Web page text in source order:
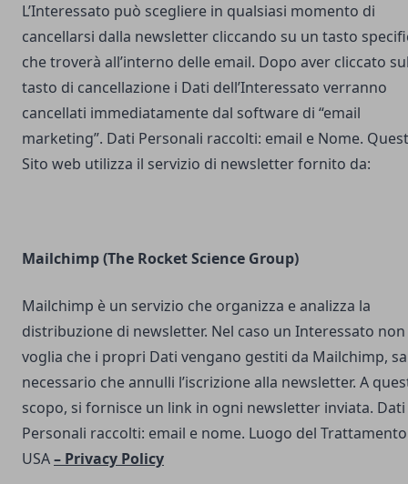
L’Interessato può scegliere in qualsiasi momento di
cancellarsi dalla newsletter cliccando su un tasto
che troverà all’interno delle email. Dopo aver cliccato
tasto di cancellazione i Dati dell’Interessato verranno
cancellati immediatamente dal software di “email
marketing”. Dati Personali raccolti: email e Nome.
Sito web utilizza il servizio di newsletter fornito da:
Mailchimp (The Rocket Science Group)
Mailchimp è un servizio che organizza e analizza la
distribuzione di newsletter. Nel caso un Interessato non
voglia che i propri Dati vengano gestiti da Mailchimp,
necessario che annulli l’iscrizione alla newsletter. A
scopo, si fornisce un link in ogni newsletter inviata. Dati
Personali raccolti: email e nome. Luogo del
USA– Privacy Policy